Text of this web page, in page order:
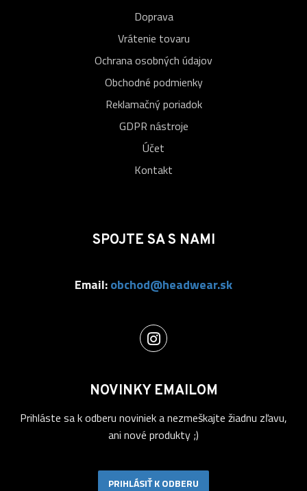
Doprava
Vrátenie tovaru
Ochrana osobných údajov
Obchodné podmienky
Reklamačný poriadok
GDPR nástroje
Účet
Kontakt
SPOJTE SA S NAMI
Email:obchod@headwear.sk
NOVINKY EMAILOM
Prihláste sa k odberu noviniek a nezmeškajte žiadnu zľavu,
ani nové produkty ;)
PRIHLÁSIŤ K ODBERU